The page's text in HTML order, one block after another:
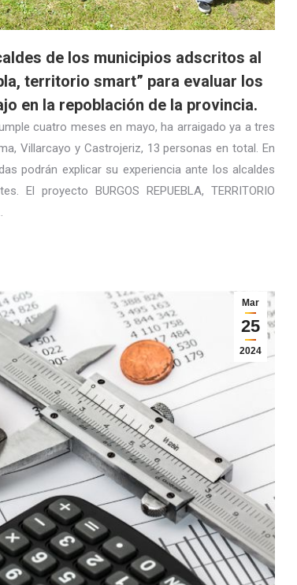
de los municipios adscritos al
territorio smart” para evaluar los
en la repoblación de la provincia.
cuatro meses en mayo, ha arraigado ya a tres
Villarcayo y Castrojeriz, 13 personas en total. En
podrán explicar su experiencia ante los alcaldes
El proyecto BURGOS REPUEBLA, TERRITORIO
Mar
25
2024